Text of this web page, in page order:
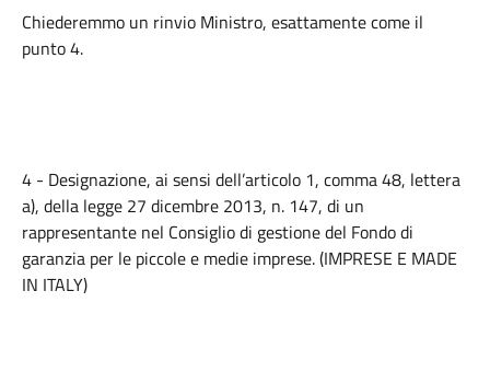
Chiederemmo un rinvio Ministro, esattamente come il
punto 4.
4 - Designazione, ai sensi dell’articolo 1, comma 48, lettera
a), della legge 27 dicembre 2013, n. 147, di un
rappresentante nel Consiglio di gestione del Fondo di
garanzia per le piccole e medie imprese. (IMPRESE E MADE
IN ITALY)